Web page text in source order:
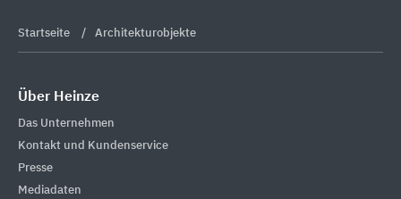
Startseite Architekturobjekte
Über Heinze
Das Unternehmen
Kontakt und Kundenservice
Presse
Mediadaten